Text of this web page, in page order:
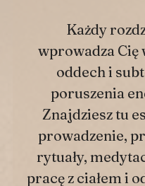
Każdy
wprowadza Cię
oddech i
poruszenia
Znajdziesz tu
prowadzenie,
rytuały,
pracę z ciałem i